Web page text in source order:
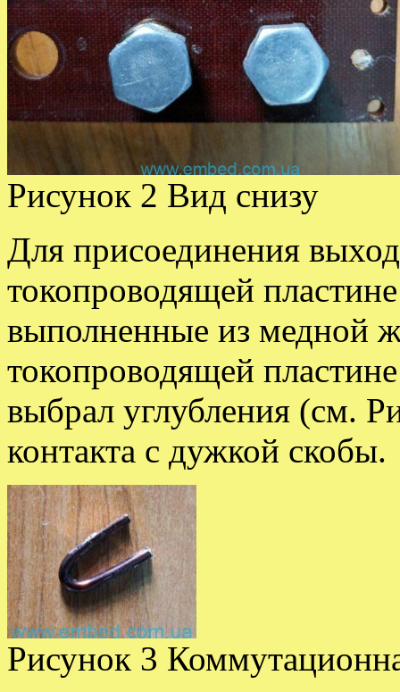
Рисунок 2 Вид снизу
Для присоединения
токопроводящей
выполненные из медной
токопроводящей
выбрал углубления (см.
контакта с дужкой скобы.
Рисунок 3